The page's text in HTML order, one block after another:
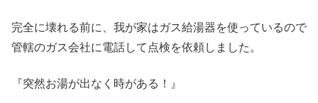
完全に壊れる前に、我が家はガス給湯器を使っているので
管轄のガス会社に電話して点検を依頼しました。
『突然お湯が出なく時がある！』